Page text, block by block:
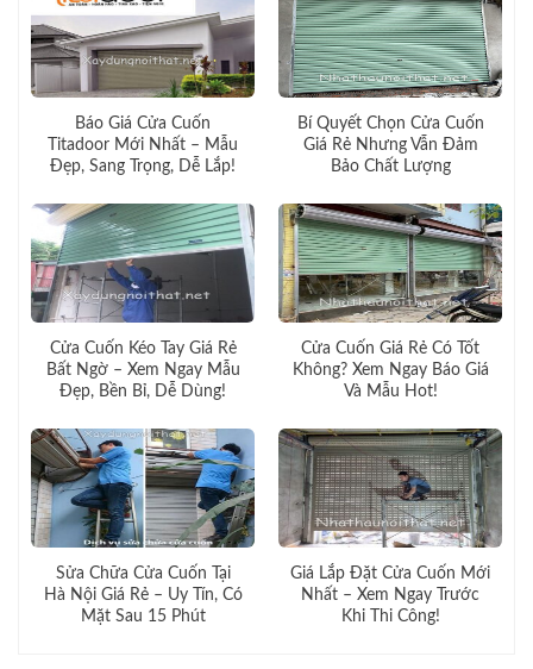
Báo Giá Cửa Cuốn
Titadoor Mới Nhất – Mẫu
Đẹp, Sang Trọng, Dễ Lắp!
Bí Quyết Chọn Cửa Cuốn
Giá Rẻ Nhưng Vẫn Đảm
Bảo Chất Lượng
Cửa Cuốn Kéo Tay Giá Rẻ
Bất Ngờ – Xem Ngay Mẫu
Đẹp, Bền Bỉ, Dễ Dùng!
Cửa Cuốn Giá Rẻ Có Tốt
Không? Xem Ngay Báo Giá
Và Mẫu Hot!
Sửa Chữa Cửa Cuốn Tại
Hà Nội Giá Rẻ – Uy Tín, Có
Mặt Sau 15 Phút
Giá Lắp Đặt Cửa Cuốn Mới
Nhất – Xem Ngay Trước
Khi Thi Công!